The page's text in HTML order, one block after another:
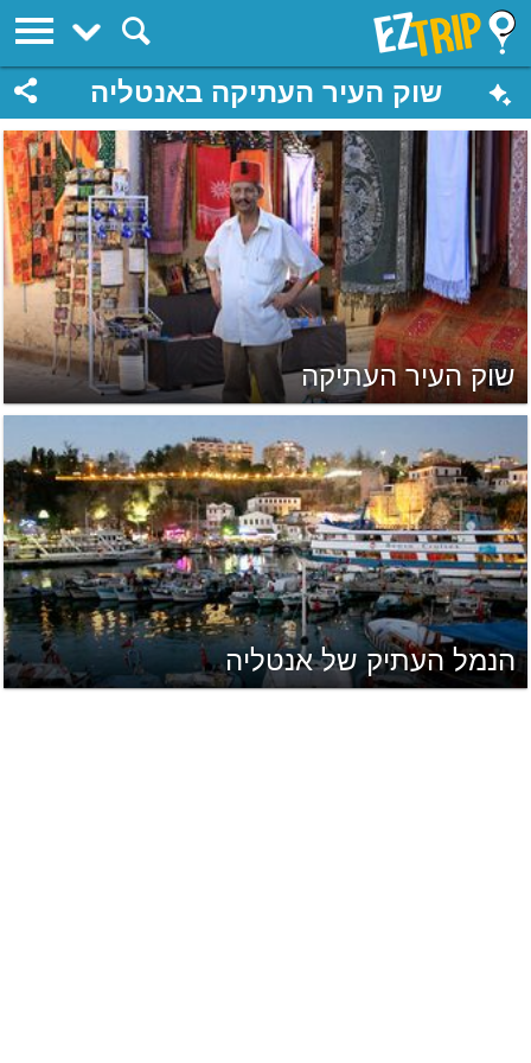
EZTrip
שוק העיר העתיקה באנטליה
שוק העיר העתיקה
הנמל העתיק של אנטליה